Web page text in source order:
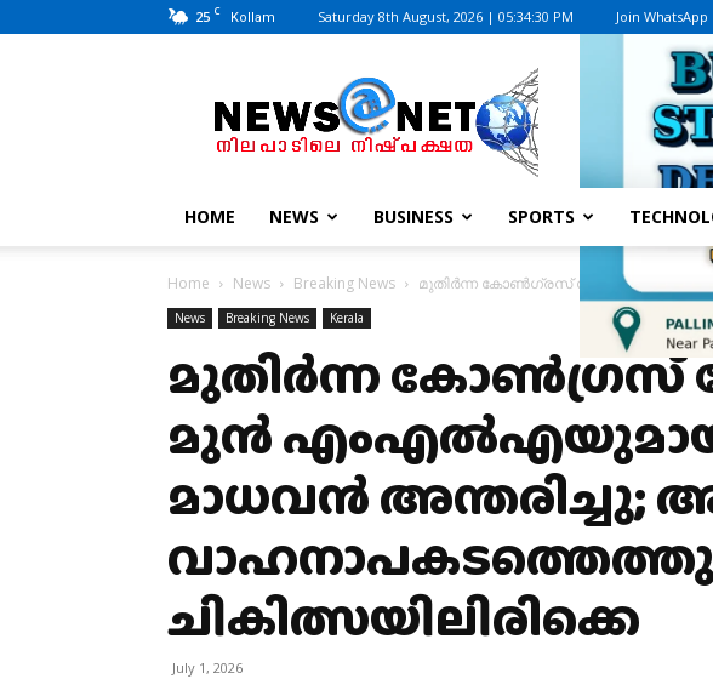
25 C Kollam Saturday 8th August, 2026 | 05:34:30 PM Join WhatsApp
News@Net
|
www.newsatnet.com
HOME NEWS BUSINESS SPORTS
Home News Breaking News മുതിർന്ന കോൺഗ്രസ് നേതാവും മുൻ
News Breaking News Kerala
മുതിർന്ന കോൺഗ്രസ്
മുൻ
മാധവൻ അന്തരിച്ചു;
ചികിത്സയിലിരിക്കെ
July 1, 2026